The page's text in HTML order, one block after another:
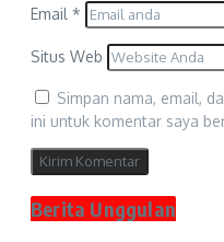
Email *
Situs Web
Simpan nama, email,
ini untuk komentar saya
Berita Unggulan